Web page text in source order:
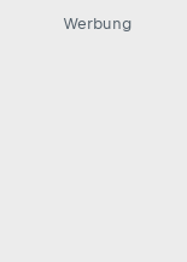
Werbung